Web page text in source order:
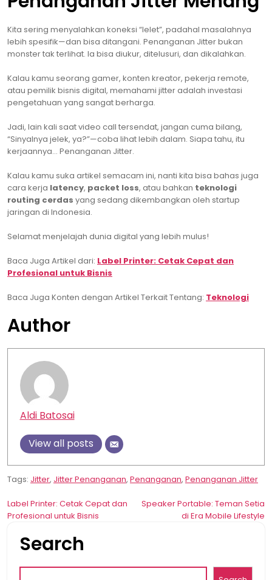
Kita sering menyalahkan koneksi “lelet”, padahal masalahnya
lebih spesifik—dan bisa ditangani. Penanganan Jitter bukan
monster tak terlihat. Ia bisa diukur, ditelusuri, dan dikalahkan.
Kalau kamu seorang gamer, konten kreator, pekerja remote,
atau pemilik bisnis digital, memahami jitter adalah investasi
pengetahuan yang sangat berharga.
Jadi, lain kali saat video call tersendat, jangan cuma bilang,
“Sinyalnya jelek, ya?”—coba lihat lebih dalam. Siapa tahu, itu
kerjaannya… Penanganan Jitter.
Kalau kamu suka artikel semacam ini, nanti kita bisa bahas juga
cara kerja latency, packet loss, atau bahkan teknologi
routing cerdas yang sedang dikembangkan oleh startup
jaringan di Indonesia.
Selamat menjelajah dunia digital yang lebih mulus!
Baca Juga Artikel dari: Label Printer: Cetak Cepat dan
Profesional untuk Bisnis
Baca Juga Konten dengan Artikel Terkait Tentang: Teknologi
Author
Aldi Batosai
View all posts
Tags: Jitter, Jitter Penanganan, Penanganan, Penanganan Jitter
Post
navigation
Label Printer: Cetak Cepat dan
Profesional untuk Bisnis
Speaker Portable: Teman Setia
di Era Mobile Lifestyle
Search